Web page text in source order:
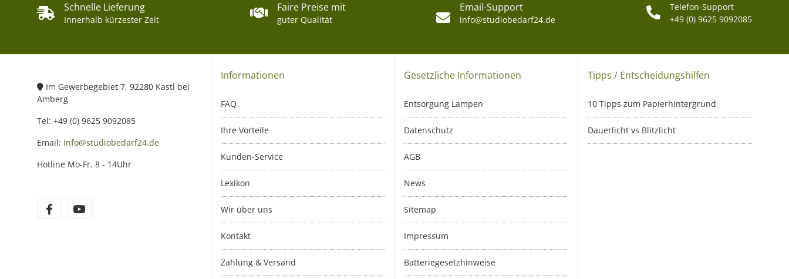
Schnelle Lieferung
Innerhalb kürzester Zeit
Faire Preise mit
guter Qualität
Email-Support
info@studiobedarf24.de
Telefon-Support
+49 (0) 9625 9092085
Im Gewerbegebiet 7, 92280 Kastl bei
Amberg
Tel: +49 (0) 9625 9092085
Email: info@studiobedarf24.de
Hotline Mo-Fr. 8 - 14Uhr
Informationen
FAQ
Ihre Vorteile
Kunden-Service
Lexikon
Wir über uns
Kontakt
Zahlung & Versand
Gesetzliche Informationen
Entsorgung Lampen
Datenschutz
AGB
News
Sitemap
Impressum
Batteriegesetzhinweise
Tipps / Entscheidungshilfen
10 Tipps zum Papierhintergrund
Dauerlicht vs Blitzlicht